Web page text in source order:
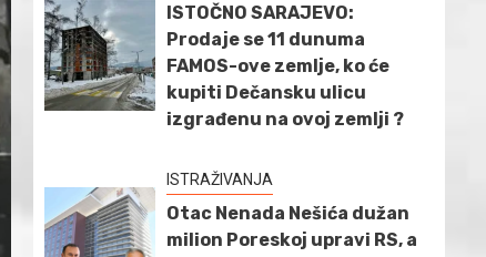
ISTOČNO SARAJEVO:
Prodaje se 11 dunuma
FAMOS-ove zemlje, ko će
kupiti Dečansku ulicu
izgrađenu na ovoj zemlji ?
ISTRAŽIVANJA
Otac Nenada Nešića dužan
milion Poreskoj upravi RS, a